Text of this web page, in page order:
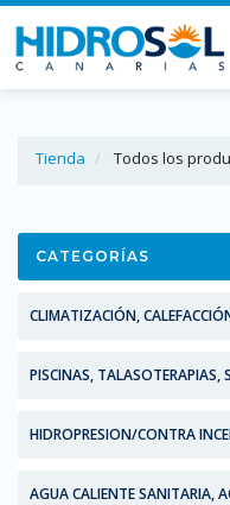
Tienda Todos los
CATEGORÍAS
CLIMATIZACIÓN,
PISCINAS, TALASOTERAPIAS,
HIDROPRESION/CONTRA
AGUA CALIENTE SANITARIA,